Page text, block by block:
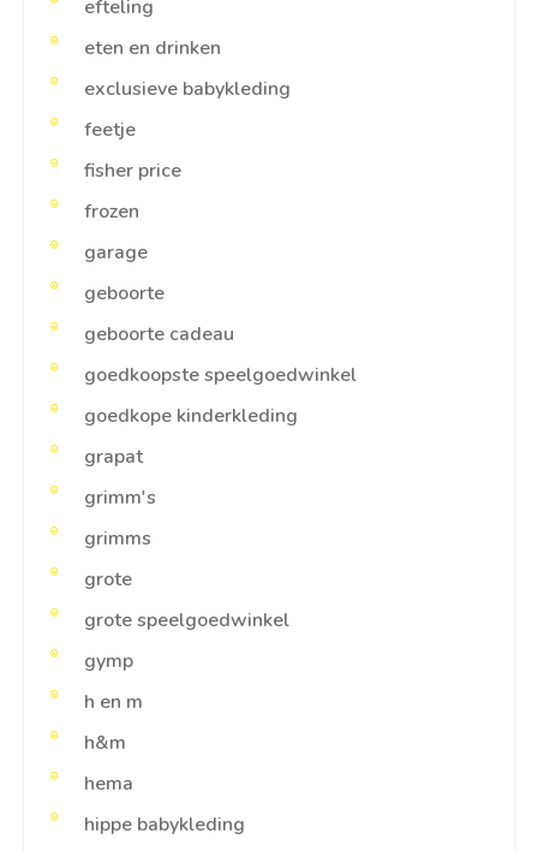
efteling
eten en drinken
exclusieve babykleding
feetje
fisher price
frozen
garage
geboorte
geboorte cadeau
goedkoopste speelgoedwinkel
goedkope kinderkleding
grapat
grimm's
grimms
grote
grote speelgoedwinkel
gymp
h en m
h&m
hema
hippe babykleding